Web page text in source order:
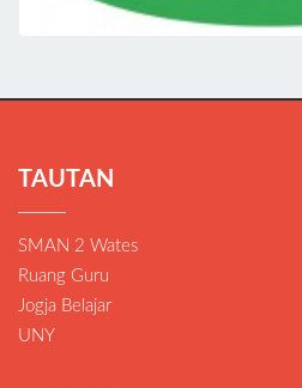
TAUTAN
SMAN 2 Wates
Ruang Guru
Jogja Belajar
UNY